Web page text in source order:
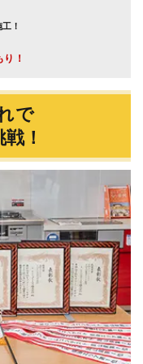
！
！
で
！